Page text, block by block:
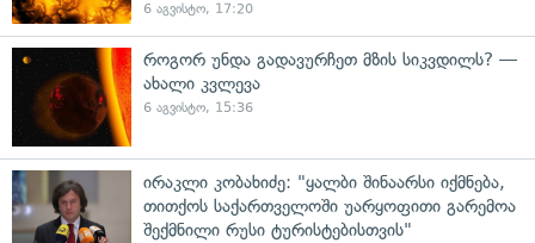
6 აგვისტო, 17:20
როგორ უნდა გადავურჩეთ მზის სიკვდილს? —
ახალი კვლევა
6 აგვისტო, 15:36
ირაკლი კობახიძე: "ყალბი შინაარსი იქმნება,
თითქოს საქართველოში უარყოფითი გარემოა
შექმნილი რუსი ტურისტებისთვის"